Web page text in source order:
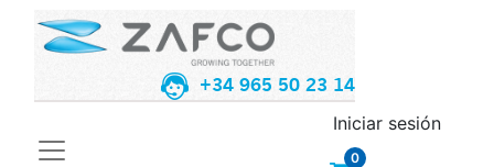
+34 965 50 23 14
0
Iniciar sesión